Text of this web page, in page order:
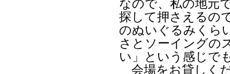
なので、私の地元
探して押さえるの
のぬいぐるみくら
さとソーイングの
い」という感じで
会場をお貸しく